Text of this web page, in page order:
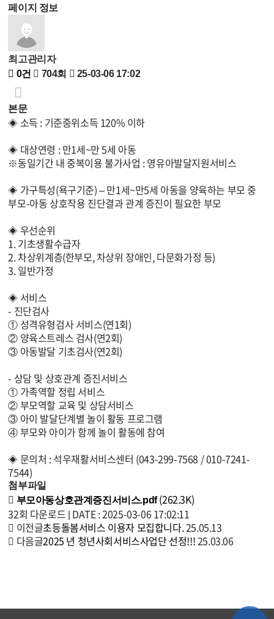
페이지 정보
최고관리자
0건
704회 25-03-06 17:02
본문
◈ 소득 : 기준중위소득 120% 이하
◈ 대상연령 : 만1세~만 5세 아동
※동일기간 내 중복이용 불가사업 : 영유아발달지원서비스
◈ 가구특성(욕구기준) – 만1세~만5세 아동을 양육하는 부모 중
부모-아동 상호작용 진단결과 관계 증진이 필요한 부모
◈ 우선순위
1. 기초생활수급자
2. 차상위계층(한부모, 차상위 장애인, 다문화가정 등)
3. 일반가정
◈ 서비스
- 진단검사
① 성격유형검사 서비스(연1회)
② 양육스트레스 검사(연2회)
③ 아동발달 기초검사(연2회)
- 상담 및 상호관계 증진서비스
① 가족역할 정립 서비스
② 부모역할 교육 및 상담서비스
③ 아이 발달단계별 놀이 활동 프로그램
④ 부모와 아이가 함께 놀이 활동에 참여
◈ 문의처 : 석우재활서비스센터 (043-299-7568 / 010-7241-
7544)
첨부파일
부모아동상호관계증진서비스.pdf(262.3K)
32회 다운로드 | DATE : 2025-03-06 17:02:11
이전글초등돌봄서비스 이용자 모집합니다.25.05.13
다음글2025 년 청년사회서비스사업단 선정!!!25.03.06